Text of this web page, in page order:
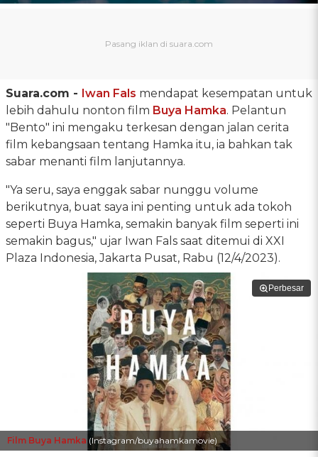
Suara.com - Iwan Fals mendapat kesempatan untuk
lebih dahulu nonton film Buya Hamka. Pelantun
"Bento" ini mengaku terkesan dengan jalan cerita
film kebangsaan tentang Hamka itu, ia bahkan tak
sabar menanti film lanjutannya.
"Ya seru, saya enggak sabar nunggu volume
berikutnya, buat saya ini penting untuk ada tokoh
seperti Buya Hamka, semakin banyak film seperti ini
semakin bagus," ujar Iwan Fals saat ditemui di XXI
Plaza Indonesia, Jakarta Pusat, Rabu (12/4/2023).
Perbesar
Film Buya Hamka (Instagram/buyahamkamovie)